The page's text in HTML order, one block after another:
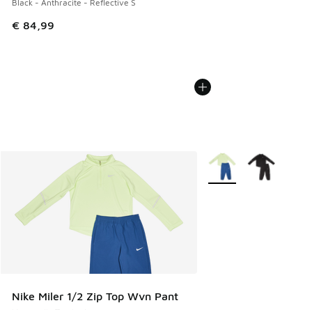
Black - Anthracite - Reflective S
€ 84,99
Nike Miler 1/2 Zip Top Wvn Pant
Plus de couleurs